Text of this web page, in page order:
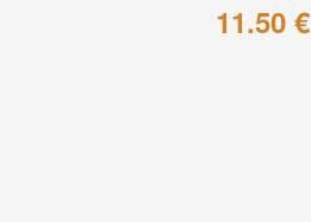
11.50 €